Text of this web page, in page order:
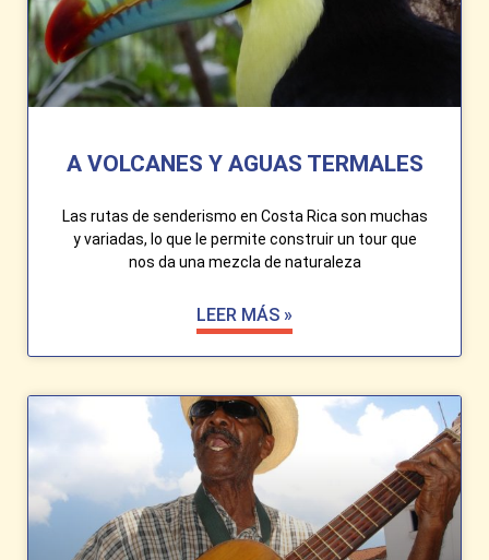
A VOLCANES Y AGUAS TERMALES
Las rutas de senderismo en Costa Rica son muchas
y variadas, lo que le permite construir un tour que
nos da una mezcla de naturaleza
LEER MÁS »